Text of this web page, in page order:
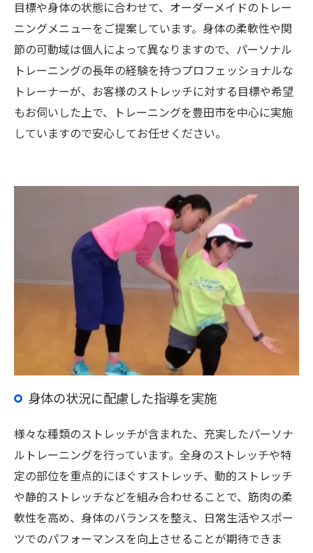
目標や身体の状態に合わせて、オーダーメイドのトレー
ニングメニューをご提案しています。身体の柔軟性や関
節の可動域は個人によって異なりますので、パーソナル
トレーニングの長年の経験を持つプロフェッショナルな
トレーナーが、お客様のストレッチに対する目標や希望
もお伺いした上で、トレーニングを豊田市を中心に実施
していますので安心してお任せください。
身体の状況に配慮した指導を実施
様々な種類のストレッチが含まれた、充実したパーソナ
ルトレーニングを行っています。全身のストレッチや特
定の部位を重点的にほぐすストレッチ、動的ストレッチ
や静的ストレッチなどを組み合わせることで、筋肉の柔
軟性を高め、身体のバランスを整え、日常生活やスポー
ツでのパフォーマンスを向上させることが期待できま